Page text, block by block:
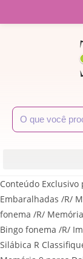
Conteúdo
Embaralhadas /R/
fonema /R/
Bingo fonema /R/
Silábica R